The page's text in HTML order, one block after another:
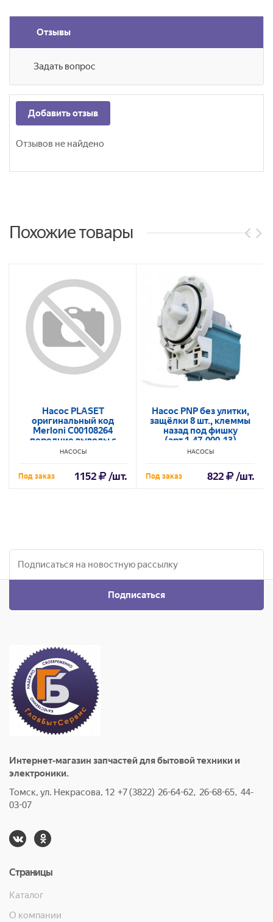
Отзывы
Задать вопрос
Добавить отзыв
Отзывов не найдено
Похожие товары
Насос PLASET
оригинальный код
Merloni C00108264
передние выводы с
улиткой
НАСОСЫ
Под заказ 1152 /шт.
Насос PNP без улитки,
защёлки 8 шт., клеммы
назад под фишку
(арт.1.47.000.13)
НАСОСЫ
Под заказ 822 /шт.
Подписаться
Интернет-магазин запчастей для бытовой техники и
электроники.
Томск, ул. Некрасова, 12 +7 (3822) 26-64-62, 26-68-65, 44-
03-07
Страницы
Каталог
О компании